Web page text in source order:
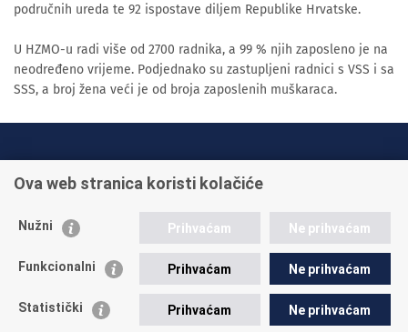
područnih ureda te 92 ispostave diljem Republike Hrvatske.
U HZMO-u radi više od 2700 radnika, a 99 % njih zaposleno je na
neodređeno vrijeme. Podjednako su zastupljeni radnici s VSS i sa
SSS, a broj žena veći je od broja zaposlenih muškaraca.
+385 1 45 95 011
Postavite pitanje
Ova web stranica koristi kolačiće
Nužni Prihvaćam Ne prihvaćam
Funkcionalni Prihvaćam Ne prihvaćam
Statistički Prihvaćam Ne prihvaćam